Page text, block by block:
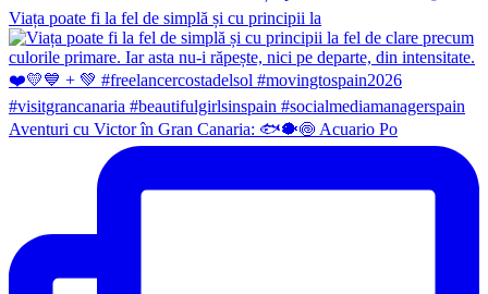
Viața poate fi la fel de simplă și cu principii la
Aventuri cu Victor în Gran Canaria: 🐟🐡🍥 Acuario Po